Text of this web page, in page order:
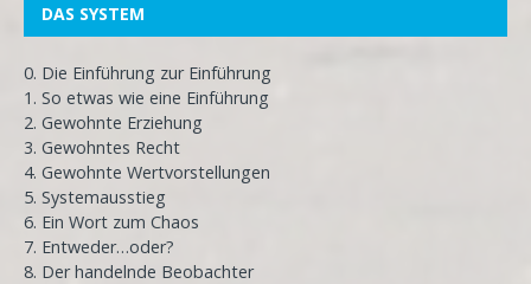
DAS SYSTEM
0. Die Einführung zur Einführung
1. So etwas wie eine Einführung
2. Gewohnte Erziehung
3. Gewohntes Recht
4. Gewohnte Wertvorstellungen
5. Systemausstieg
6. Ein Wort zum Chaos
7. Entweder…oder?
8. Der handelnde Beobachter